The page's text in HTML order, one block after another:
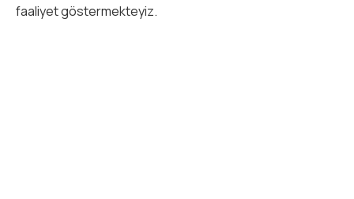
faaliyet göstermekteyiz.